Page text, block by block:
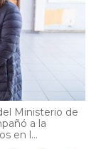
Ministerio de
a la
en l...